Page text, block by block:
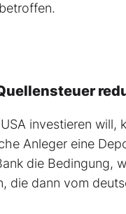
investieren
Anleger eine
die Bedingung,
die dann vom